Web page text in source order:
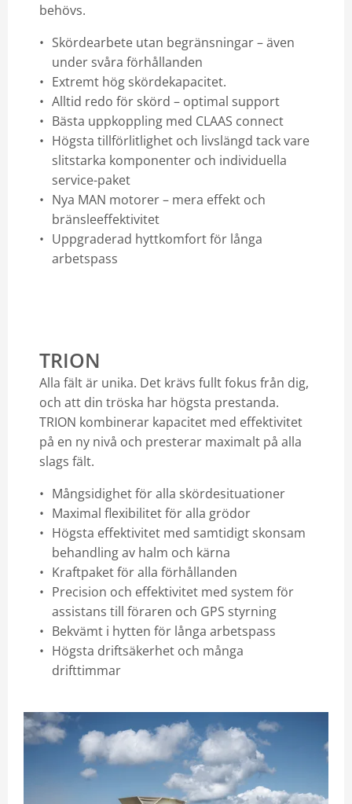
behövs.
Skördearbete utan begränsningar – även
under svåra förhållanden
Extremt hög skördekapacitet.
Alltid redo för skörd – optimal support
Bästa uppkoppling med CLAAS connect
Högsta tillförlitlighet och livslängd tack vare
slitstarka komponenter och individuella
service-paket
Nya MAN motorer – mera effekt och
bränsleeffektivitet
Uppgraderad hyttkomfort för långa
arbetspass
TRION
Alla fält är unika. Det krävs fullt fokus från dig,
och att din tröska har högsta prestanda.
TRION kombinerar kapacitet med effektivitet
på en ny nivå och presterar maximalt på alla
slags fält.
Mångsidighet för alla skördesituationer
Maximal flexibilitet för alla grödor
Högsta effektivitet med samtidigt skonsam
behandling av halm och kärna
Kraftpaket för alla förhållanden
Precision och effektivitet med system för
assistans till föraren och GPS styrning
Bekvämt i hytten för långa arbetspass
Högsta driftsäkerhet och många
drifttimmar